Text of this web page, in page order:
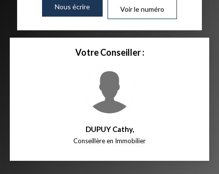
Nous écrire Voir le numéro
Votre Conseiller :
DUPUY Cathy,
Conseillère en Immobilier